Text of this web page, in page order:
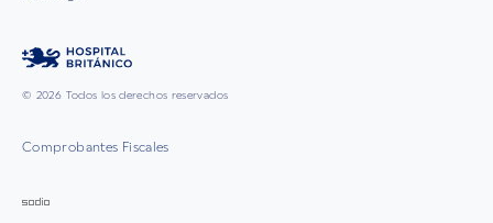
© 2026 Todos los derechos reservados
Comprobantes Fiscales